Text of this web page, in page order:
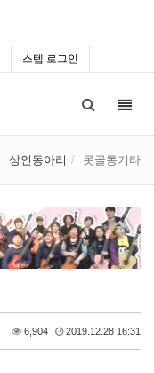
스텝 로그인
상인동아리 못골통기타
6,904 2019.12.28 16:31